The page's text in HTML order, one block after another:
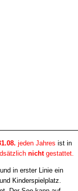
jeden Jahres ist in
nichtgestattet.
in erster Linie ein
Kinderspielplatz.